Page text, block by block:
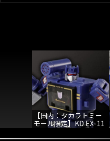
【国内：タカラトミー
モール限定】KD EX-11
サウンドウェーブ